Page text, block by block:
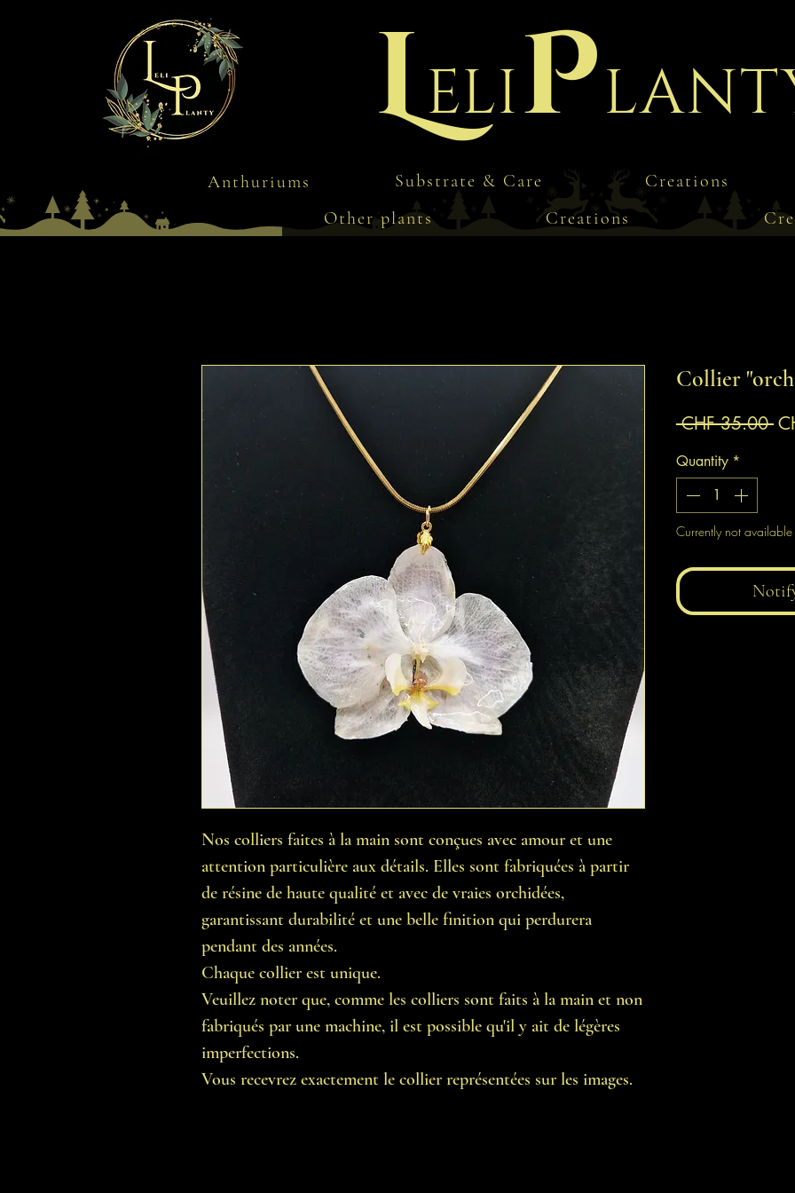
LeliP
Anthuriums
Other plants
Substrate & Care Creations
Creations
Nos colliers faites à la main sont conçues avec amour et une
attention particulière aux détails. Elles sont fabriquées à partir
de résine de haute qualité et avec de vraies orchidées,
garantissant durabilité et une belle finition qui perdurera
pendant des années.
Chaque collier est unique.
Veuillez noter que, comme les colliers sont faits à la main et non
fabriqués par une machine, il est possible qu'il y ait de légères
imperfections.
Vous recevrez exactement le collier représentées sur les images.
Collier
CHF 35.00
Quantity *
Currently not available